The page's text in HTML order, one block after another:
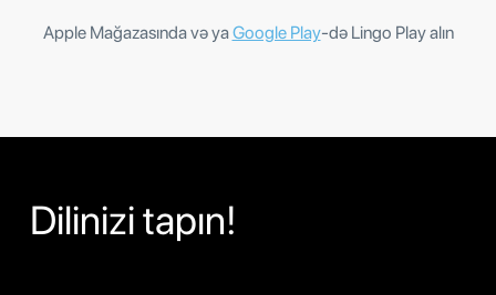
Apple Mağazasında və yaGoogle Play-də Lingo Play alın
Dilinizi tapın!